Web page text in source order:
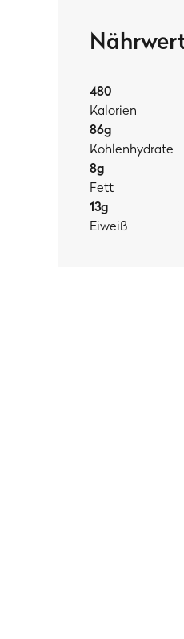
480
Kalorien
86g
Kohlenhydrate
8g
Fett
13g
Eiweiß